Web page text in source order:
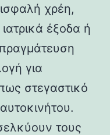
χρέη,
έξοδα ή
για
στεγαστικό
τους